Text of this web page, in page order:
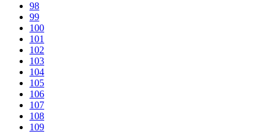
98
99
100
101
102
103
104
105
106
107
108
109